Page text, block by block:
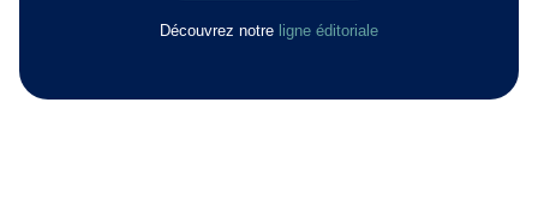
Découvrez notre ligne éditoriale